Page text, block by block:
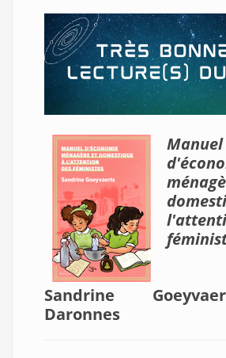
Manuel
Sandrine
Daronnes